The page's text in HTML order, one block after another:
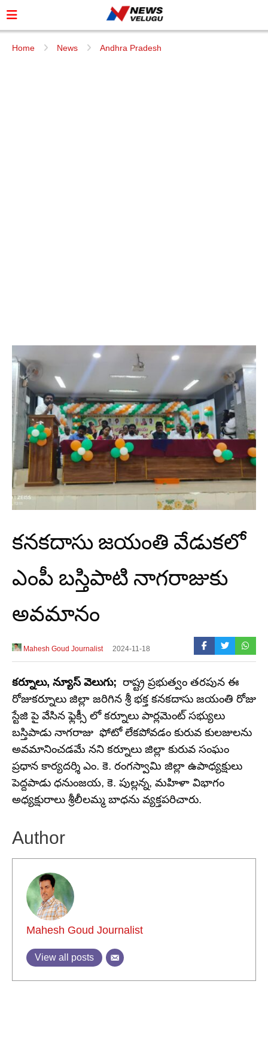
Home News Andhra Pradesh
కనకదాసు జయంతి వేడుకలో
ఎంపీ బస్తిపాటి నాగరాజుకు
అవమానం
Mahesh Goud Journalist 2024-11-18
కర్నూలు, న్యూస్ వెలుగు; రాష్ట్ర ప్రభుత్వం తరపున ఈ
రోజుకర్నూలు జిల్లా జరిగిన శ్రీ భక్త కనకదాసు జయంతి రోజు
స్టేజి పై వేసిన ఫ్లెక్సీ లో కర్నూలు పార్లమెంట్ సభ్యులు
బస్తిపాడు నాగరాజు ఫోటో లేకపోవడం కురువ కులజులను
అవమానించడమే నని కర్నూలు జిల్లా కురువ సంఘం
ప్రధాన కార్యదర్శి ఎం. కె. రంగస్వామి జిల్లా ఉపాధ్యక్షులు
పెద్దపాడు ధనుంజయ, కె. పుల్లన్న, మహిళా విభాగం
అధ్యక్షురాలు శ్రీలీలమ్మ బాధను వ్యక్తపరిచారు.
Author
Mahesh Goud Journalist
View all posts